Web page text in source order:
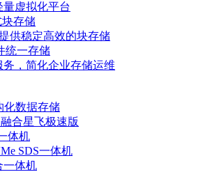
虚拟化平台
存储
供稳定高效的块存储
统一存储
，简化企业存储运维
化数据存储
合星飞极速版
体机
SDS一体机
一体机